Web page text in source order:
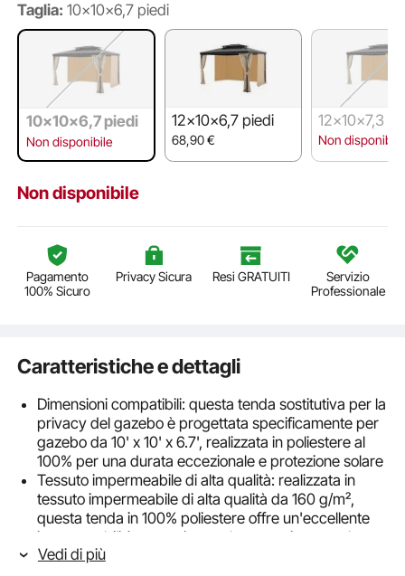
Taglia: 10x10x6,7 piedi
10x10x6,7 piedi
Non disponibile
12x10x6,7 piedi
68,90€
12x10x7,3
Non disponibile
Non disponibile
Pagamento
100% Sicuro
Privacy Sicura Resi GRATUITI
Servizio
Professionale
Caratteristiche e dettagli
Dimensioni compatibili: questa tenda sostitutiva per la
privacy del gazebo è progettata specificamente per
gazebo da 10' x 10' x 6.7', realizzata in poliestere al
100% per una durata eccezionale e protezione solare
Tessuto impermeabile di alta qualità: realizzata in
tessuto impermeabile di alta qualità da 160 g/m²,
questa tenda in 100% poliestere offre un'eccellente
impermeabilità, protezione solare e resistenza al
vento
Vedi di più